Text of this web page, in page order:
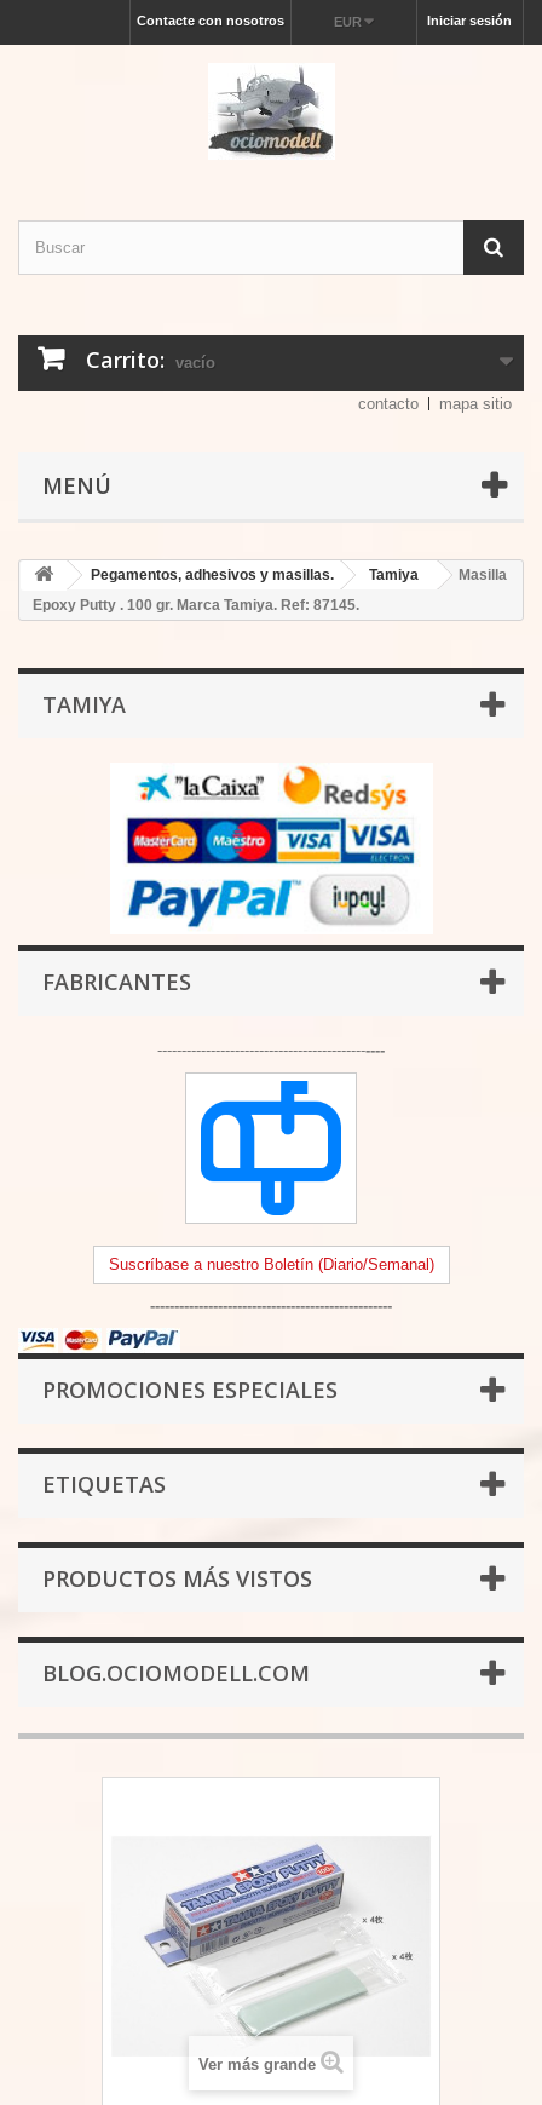
Iniciar sesión
EUR
Contacte con nosotros
Carrito: vacío
contacto mapa sitio
MENÚ
Pegamentos, adhesivos y masillas. Tamiya
Masilla
Epoxy Putty . 100 gr. Marca Tamiya. Ref: 87145.
TAMIYA
FABRICANTES
-----------------------------------------------
Suscríbase a nuestro Boletín (Diario/Semanal)
--------------------------------------------------
PROMOCIONES ESPECIALES
ETIQUETAS
PRODUCTOS MÁS VISTOS
BLOG.OCIOMODELL.COM
Ver más grande